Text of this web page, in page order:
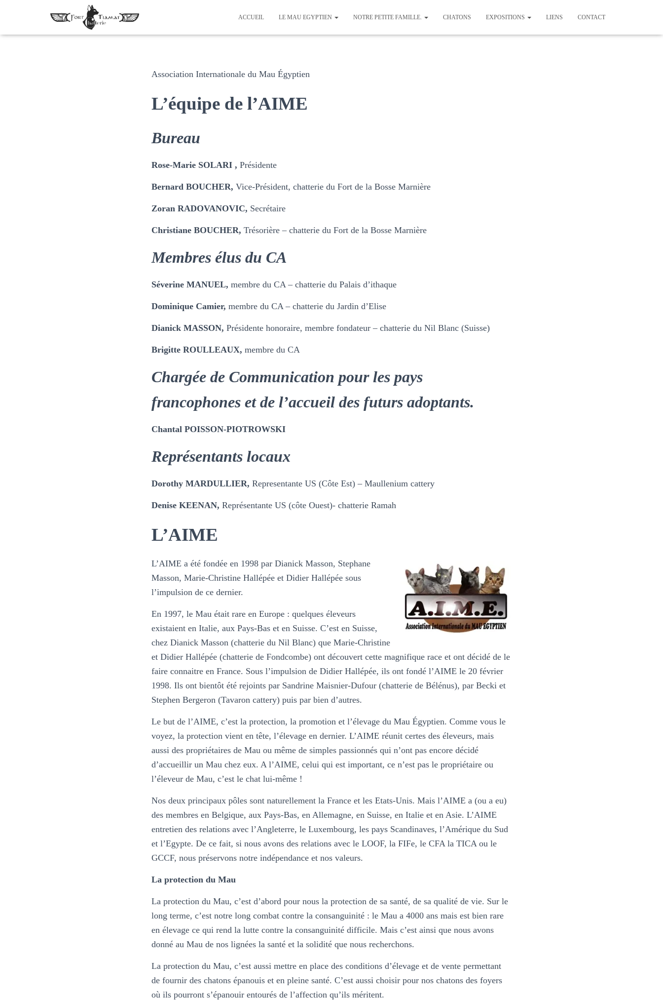
ACCUEIL LE MAU EGYPTIEN NOTRE PETITE FAMILLE. CHATONS EXPOSITIONS LIENS CONTACT
Association Internationale du Mau Égyptien
L’équipe de l’AIME
Bureau
Rose-Marie SOLARI , Présidente
Bernard BOUCHER, Vice-Président, chatterie du Fort de la Bosse Marnière
Zoran RADOVANOVIC, Secrétaire
Christiane BOUCHER, Trésorière – chatterie du Fort de la Bosse Marnière
Membres élus du CA
Séverine MANUEL, membre du CA – chatterie du Palais d’ithaque
Dominique Camier, membre du CA – chatterie du Jardin d’Elise
Dianick MASSON, Présidente honoraire, membre fondateur – chatterie du Nil Blanc (Suisse)
Brigitte ROULLEAUX, membre du CA
Chargée de Communication pour les pays
francophones et de l’accueil des futurs adoptants.
Chantal POISSON-PIOTROWSKI
Représentants locaux
Dorothy MARDULLIER, Representante US (Côte Est) – Maullenium cattery
Denise KEENAN, Représentante US (côte Ouest)- chatterie Ramah
L’AIME
L’AIME a été fondée en 1998 par Dianick Masson, Stephane
Masson, Marie-Christine Hallépée et Didier Hallépée sous
l’impulsion de ce dernier.
En 1997, le Mau était rare en Europe : quelques éleveurs
existaient en Italie, aux Pays-Bas et en Suisse. C’est en Suisse,
chez Dianick Masson (chatterie du Nil Blanc) que Marie-Christine
et Didier Hallépée (chatterie de Fondcombe) ont découvert cette magnifique race et ont décidé de le
faire connaitre en France. Sous l’impulsion de Didier Hallépée, ils ont fondé l’AIME le 20 février
1998. Ils ont bientôt été rejoints par Sandrine Maisnier-Dufour (chatterie de Bélénus), par Becki et
Stephen Bergeron (Tavaron cattery) puis par bien d’autres.
Le but de l’AIME, c’est la protection, la promotion et l’élevage du Mau Égyptien. Comme vous le
voyez, la protection vient en tête, l’élevage en dernier. L’AIME réunit certes des éleveurs, mais
aussi des propriétaires de Mau ou même de simples passionnés qui n’ont pas encore décidé
d’accueillir un Mau chez eux. A l’AIME, celui qui est important, ce n’est pas le propriétaire ou
l’éleveur de Mau, c’est le chat lui-même !
Nos deux principaux pôles sont naturellement la France et les Etats-Unis. Mais l’AIME a (ou a eu)
des membres en Belgique, aux Pays-Bas, en Allemagne, en Suisse, en Italie et en Asie. L’AIME
entretien des relations avec l’Angleterre, le Luxembourg, les pays Scandinaves, l’Amérique du Sud
et l’Egypte. De ce fait, si nous avons des relations avec le LOOF, la FIFe, le CFA la TICA ou le
GCCF, nous préservons notre indépendance et nos valeurs.
La protection du Mau
La protection du Mau, c’est d’abord pour nous la protection de sa santé, de sa qualité de vie. Sur le
long terme, c’est notre long combat contre la consanguinité : le Mau a 4000 ans mais est bien rare
en élevage ce qui rend la lutte contre la consanguinité difficile. Mais c’est ainsi que nous avons
donné au Mau de nos lignées la santé et la solidité que nous recherchons.
La protection du Mau, c’est aussi mettre en place des conditions d’élevage et de vente permettant
de fournir des chatons épanouis et en pleine santé. C’est aussi choisir pour nos chatons des foyers
où ils pourront s’épanouir entourés de l’affection qu’ils méritent.